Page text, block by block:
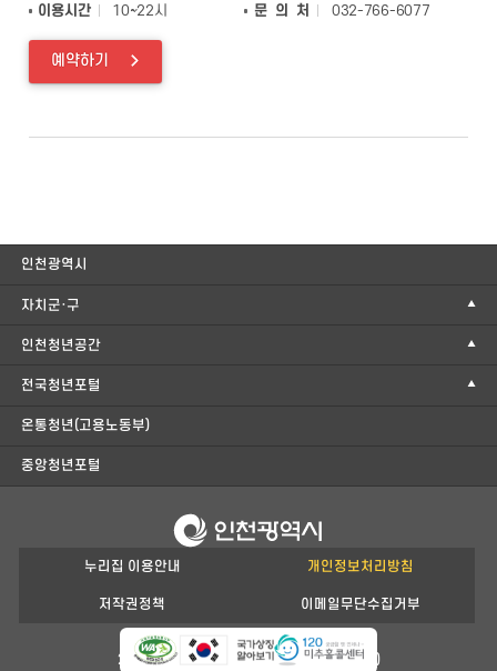
이용시간
10~22시 문 의 처 032-766-6077
예약하기
인천광역시
자치군·구
인천청년공간
전국청년포털
온통청년(고용노동부)
중앙청년포털
누리집 이용안내 개인정보처리방침
저작권정책 이메일무단수집거부
21554 인천광역시 남동구 정각로 29(구월동)